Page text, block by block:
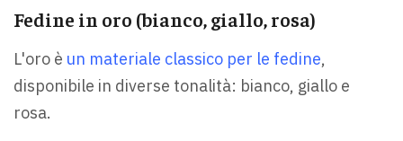
Fedine in oro (bianco, giallo, rosa)
L'oro è un materiale classico per le fedine,
disponibile in diverse tonalità: bianco, giallo e
rosa.